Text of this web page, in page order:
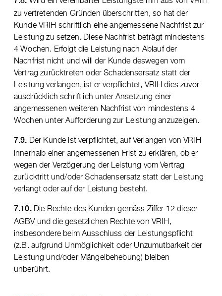
zu vertretenden Gründen überschritten, so hat der
Kunde VRIH schriftlich eine angemessene Nachfrist zur
Leistung zu setzen. Diese Nachfrist beträgt mindestens
4 Wochen. Erfolgt die Leistung nach Ablauf der
Nachfrist nicht und will der Kunde deswegen vom
Vertrag zurücktreten oder Schadensersatz statt der
Leistung verlangen, ist er verpflichtet, VRIH dies zuvor
ausdrücklich schriftlich unter Ansetzung einer
angemessenen weiteren Nachfrist von mindestens 4
Wochen unter Aufforderung zur Leistung anzuzeigen.
7.9. Der Kunde ist verpflichtet, auf Verlangen von VRIH
innerhalb einer angemessenen Frist zu erklären, ob er
wegen der Verzögerung der Leistung vom Vertrag
zurücktritt und/oder Schadensersatz statt der Leistung
verlangt oder auf der Leistung besteht.
7.10.Die Rechte des Kunden gemäss Ziffer 12 dieser
AGBV und die gesetzlichen Rechte von VRIH,
insbesondere beim Ausschluss der Leistungspflicht
(z.B. aufgrund Unmöglichkeit oder Unzumutbarkeit der
Leistung und/oder Mängelbehebung) bleiben
unberührt.